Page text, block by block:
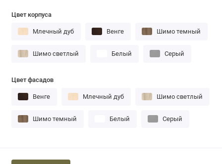
Цвет корпуса
Млечный дуб Венге Шимо темный
Шимо светлый Белый Серый
Цвет фасадов
Венге Млечный дуб Шимо светлый
Шимо темный Белый Серый